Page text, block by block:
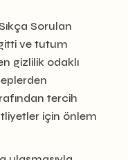
Sorulan
ve tutum
gizlilik odaklı
tercih
için önlem